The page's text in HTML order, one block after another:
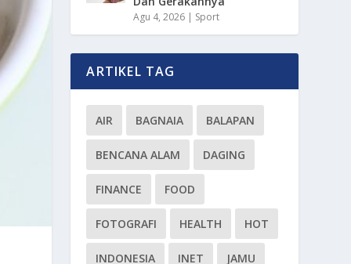
Agu 4, 2026 | Sport
ARTIKEL TAG
AIR BAGNAIA BALAPAN
BENCANA ALAM DAGING
FINANCE FOOD
FOTOGRAFI HEALTH HOT
INDONESIA INET JAMU